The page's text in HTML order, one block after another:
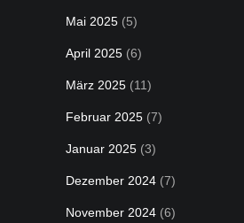
Mai 2025 (5)
April 2025 (6)
März 2025 (11)
Februar 2025 (7)
Januar 2025 (3)
Dezember 2024 (7)
November 2024 (6)